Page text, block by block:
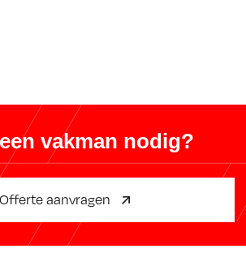
vakman nodig?
Offerte aanvragen